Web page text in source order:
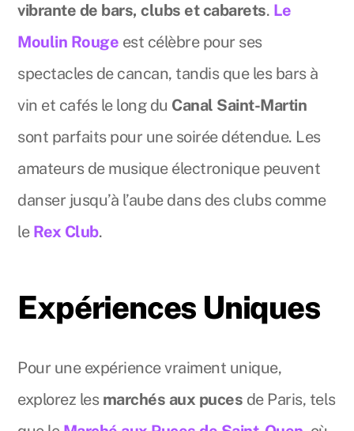
vibrante de bars, clubs et cabarets. Le
Moulin Rouge est célèbre pour ses
spectacles de cancan, tandis que les bars à
vin et cafés le long du Canal Saint-Martin
sont parfaits pour une soirée détendue. Les
amateurs de musique électronique peuvent
danser jusqu’à l’aube dans des clubs comme
le Rex Club.
Expériences Uniques
Pour une expérience vraiment unique,
explorez les marchés aux puces de Paris, tels